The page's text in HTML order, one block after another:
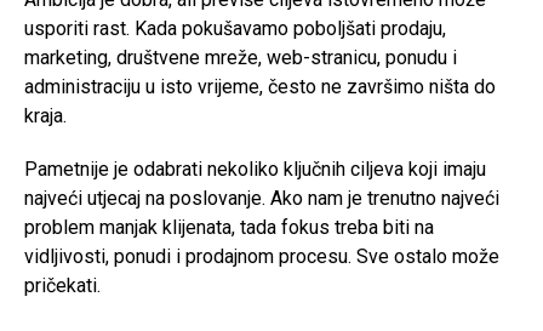
usporiti rast. Kada pokušavamo poboljšati prodaju,
marketing, društvene mreže, web-stranicu, ponudu i
administraciju u isto vrijeme, često ne završimo ništa do
kraja.
Pametnije je odabrati nekoliko ključnih ciljeva koji imaju
najveći utjecaj na poslovanje. Ako nam je trenutno najveći
problem manjak klijenata, tada fokus treba biti na
vidljivosti, ponudi i prodajnom procesu. Sve ostalo može
pričekati.